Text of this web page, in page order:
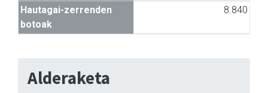
Hautagai-zerrenden
botoak
8.840
Alderaketa